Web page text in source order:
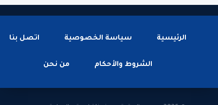
الرئيسية سياسة الخصوصية اتصل بنا
الشروط والأحكام من نحن